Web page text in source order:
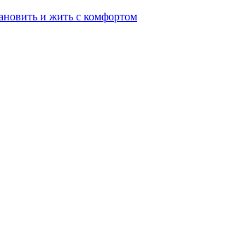
и жить с комфортом